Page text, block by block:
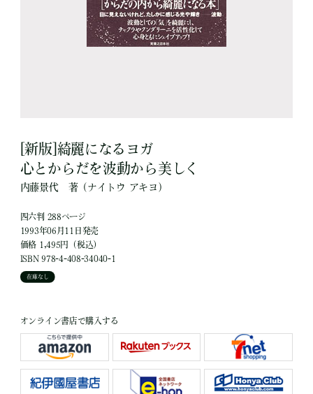
[新版]綺麗になるヨガ
心とからだを波動から美しく
内藤景代 著（ナイトウ アキヨ）
四六判 288ページ
1993年06月11日発売
価格 1,495円（税込）
ISBN 978-4-408-34040-1
在庫なし
オンライン書店で購入する